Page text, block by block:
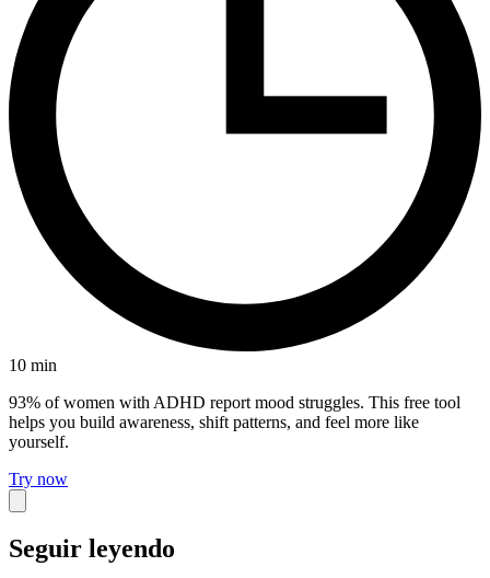
10 min
93% of women with ADHD report mood struggles. This free tool
helps you build awareness, shift patterns, and feel more like
yourself.
Try now
Seguir leyendo